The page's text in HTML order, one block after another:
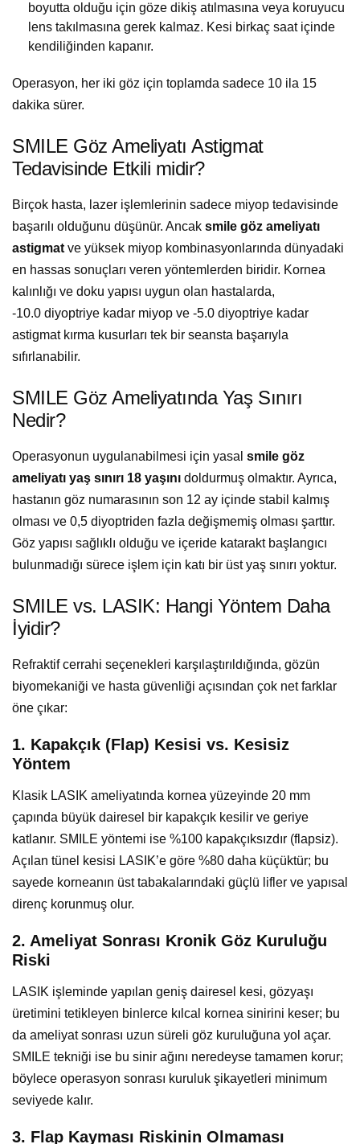
boyutta olduğu için göze dikiş atılmasına veya koruyucu
lens takılmasına gerek kalmaz. Kesi birkaç saat içinde
kendiliğinden kapanır.
Operasyon, her iki göz için toplamda sadece 10 ila 15
dakika sürer.
SMILE Göz Ameliyatı Astigmat
Tedavisinde Etkili midir?
Birçok hasta, lazer işlemlerinin sadece miyop tedavisinde
başarılı olduğunu düşünür. Ancak smile göz ameliyatı
astigmat ve yüksek miyop kombinasyonlarında dünyadaki
en hassas sonuçları veren yöntemlerden biridir. Kornea
kalınlığı ve doku yapısı uygun olan hastalarda,
-10.0 diyoptriye kadar miyop ve -5.0 diyoptriye kadar
astigmat kırma kusurları tek bir seansta başarıyla
sıfırlanabilir.
SMILE Göz Ameliyatında Yaş Sınırı
Nedir?
Operasyonun uygulanabilmesi için yasal smile göz
ameliyatı yaş sınırı 18 yaşını doldurmuş olmaktır. Ayrıca,
hastanın göz numarasının son 12 ay içinde stabil kalmış
olması ve 0,5 diyoptriden fazla değişmemiş olması şarttır.
Göz yapısı sağlıklı olduğu ve içeride katarakt başlangıcı
bulunmadığı sürece işlem için katı bir üst yaş sınırı yoktur.
SMILE vs. LASIK: Hangi Yöntem Daha
İyidir?
Refraktif cerrahi seçenekleri karşılaştırıldığında, gözün
biyomekaniği ve hasta güvenliği açısından çok net farklar
öne çıkar:
1. Kapakçık (Flap) Kesisi vs. Kesisiz
Yöntem
Klasik LASIK ameliyatında kornea yüzeyinde 20 mm
çapında büyük dairesel bir kapakçık kesilir ve geriye
katlanır. SMILE yöntemi ise %100 kapakçıksızdır (flapsiz).
Açılan tünel kesisi LASIK’e göre %80 daha küçüktür; bu
sayede korneanın üst tabakalarındaki güçlü lifler ve yapısal
direnç korunmuş olur.
2. Ameliyat Sonrası Kronik Göz Kuruluğu
Riski
LASIK işleminde yapılan geniş dairesel kesi, gözyaşı
üretimini tetikleyen binlerce kılcal kornea sinirini keser; bu
da ameliyat sonrası uzun süreli göz kuruluğuna yol açar.
SMILE tekniği ise bu sinir ağını neredeyse tamamen korur;
böylece operasyon sonrası kuruluk şikayetleri minimum
seviyede kalır.
3. Flap Kayması Riskinin Olmaması